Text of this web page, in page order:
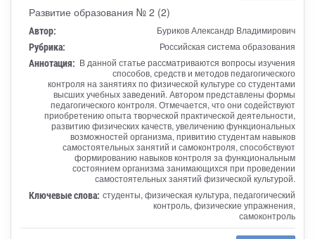
Развитие образования № 2 (2)
Автор: Буриков Александр Владимирович
Рубрика: Российская система образования
Аннотация: В данной статье рассматриваются вопросы изучения
способов, средств и методов педагогического
контроля на занятиях по физической культуре со студентами
высших учебных заведений. Автором представлены формы
педагогического контроля. Отмечается, что они содействуют
приобретению опыта творческой практической деятельности,
развитию физических качеств, увеличению функциональных
возможностей организма, привитию студентам навыков
самостоятельных занятий и самоконтроля, способствуют
формированию навыков контроля за функциональным
состоянием организма занимающихся при проведении
самостоятельных занятий физической культурой.
Ключевые слова: студенты, физическая культура, педагогический
контроль, физические упражнения,
самоконтроль